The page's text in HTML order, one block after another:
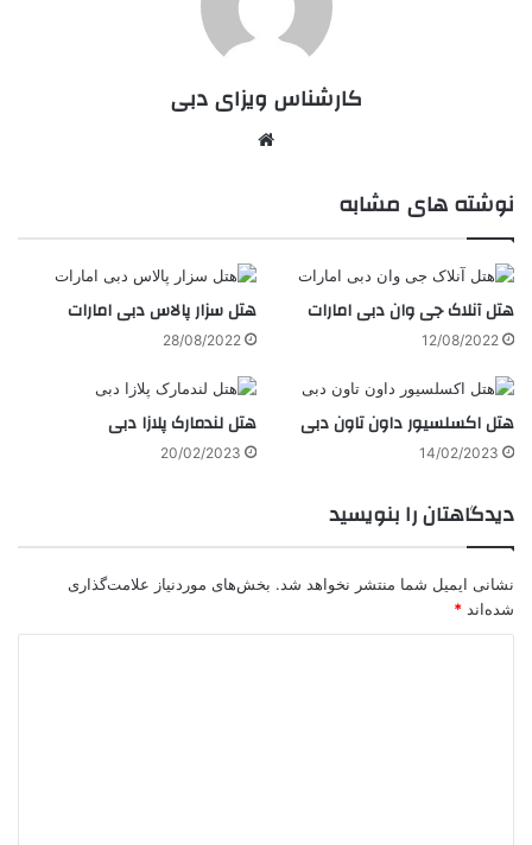
کارشناس ویزای دبی
نوشته های مشابه
هتل آنلاک جی وان دبی امارات
12/08/2022
هتل سزار پالاس دبی امارات
28/08/2022
هتل اکسلسیور داون تاون دبی
14/02/2023
هتل لندمارک پلازا دبی
20/02/2023
دیدگاهتان را بنویسید
نشانی ایمیل شما منتشر نخواهد شد. بخش‌های موردنیاز علامت‌گذاری
شده‌اند *